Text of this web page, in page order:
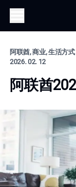
阿联酋, 商业, 生活方式
2026. 02. 12
阿联酋